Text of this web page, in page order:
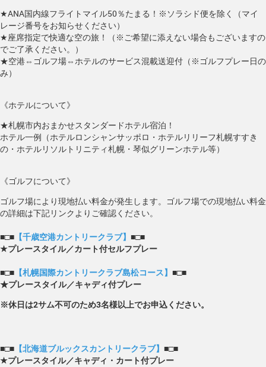
★ANA国内線フライトマイル50％たまる！※ソラシド便を除く（マイ
レージ番号をお知らせください）
★座席指定で快適な空の旅！（※ご希望に添えない場合もございますの
でご了承ください。）
★空港⇔ゴルフ場⇔ホテルのサービス混載送迎付（※ゴルフプレー日の
み）
《ホテルについて》
★札幌市内おまかせスタンダードホテル宿泊！
ホテル一例（ホテルロンシャンサッポロ・ホテルリリーフ札幌すすき
の・ホテルリソルトリニティ札幌・琴似グリーンホテル等）
《ゴルフについて》
ゴルフ場により現地払い料金が発生します。ゴルフ場での現地払い料金
の詳細は下記リンクよりご確認ください。
■□■ 【千歳空港カントリークラブ】 ■□■
★プレースタイル／カート付セルフプレー
■□■ 【札幌国際カントリークラブ島松コース】 ■□■
★プレースタイル／キャディ付プレー
※休日は2サム不可のため3名様以上でお申込ください。
■□■ 【北海道ブルックスカントリークラブ】 ■□■
★プレースタイル／キャディ・カート付プレー